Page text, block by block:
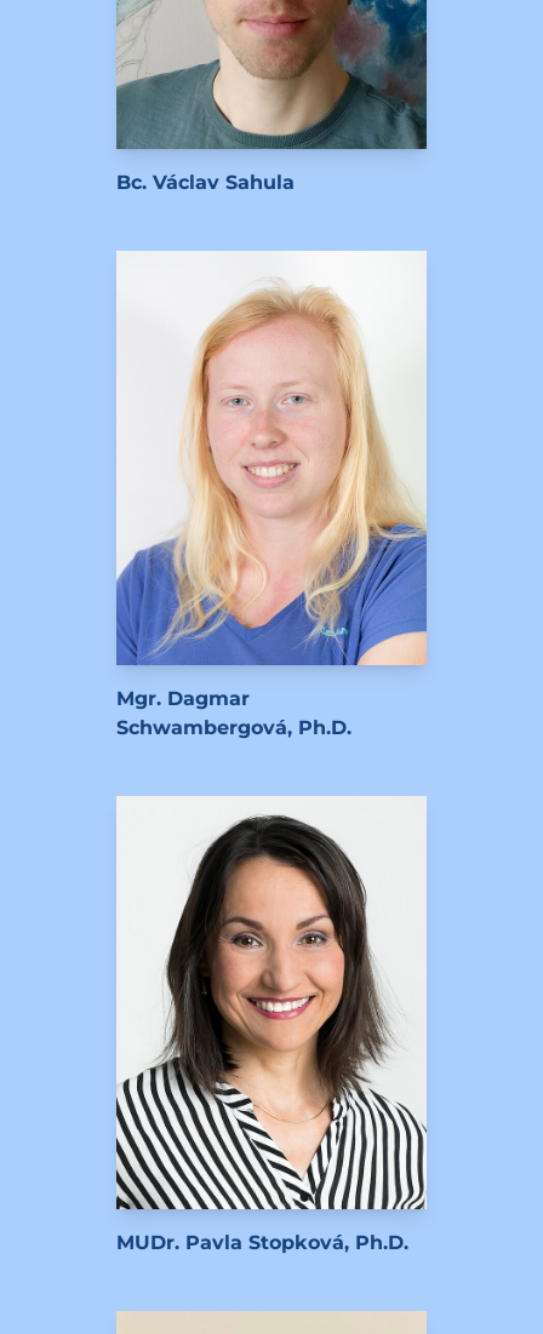
Bc. Václav Sahula
Mgr. Dagmar
Schwambergová, Ph.D.
MUDr. Pavla Stopková, Ph.D.